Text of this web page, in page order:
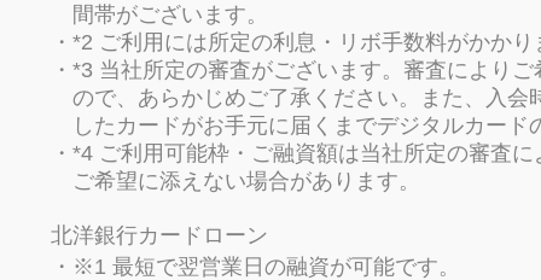
間帯がございます。
*2 ご利用には所定の利息・リボ手数料がかかり
*3 当社所定の審査がございます。審査により
ので、あらかじめご了承ください。また、入
したカードがお手元に届くまでデジタルカード
*4 ご利用可能枠・ご融資額は当社所定の審査
ご希望に添えない場合があります。
北洋銀行カードローン
※1 最短で翌営業日の融資が可能です。